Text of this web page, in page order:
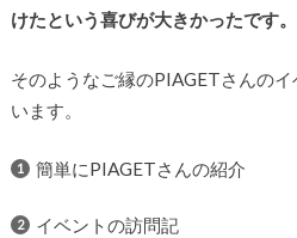
けたという喜びが大きかったです。
そのようなご縁のPIAGETさんの
います。
簡単にPIAGETさんの紹介
イベントの訪問記